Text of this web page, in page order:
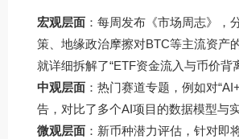
宏观层面 ：每周发布《市场周志》，
策、地缘政治摩擦对BTC等主流资产
就详细拆解了“ETF资金流入与币价背
中观层面 ：热门赛道专题，例如对
告，对比了多个AI项目的数据模型与
微观层面 ：新币种潜力评估，针对即